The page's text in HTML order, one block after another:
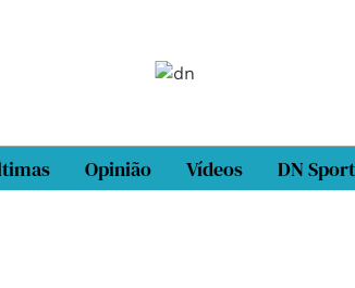
Opinião Vídeos DN Sport